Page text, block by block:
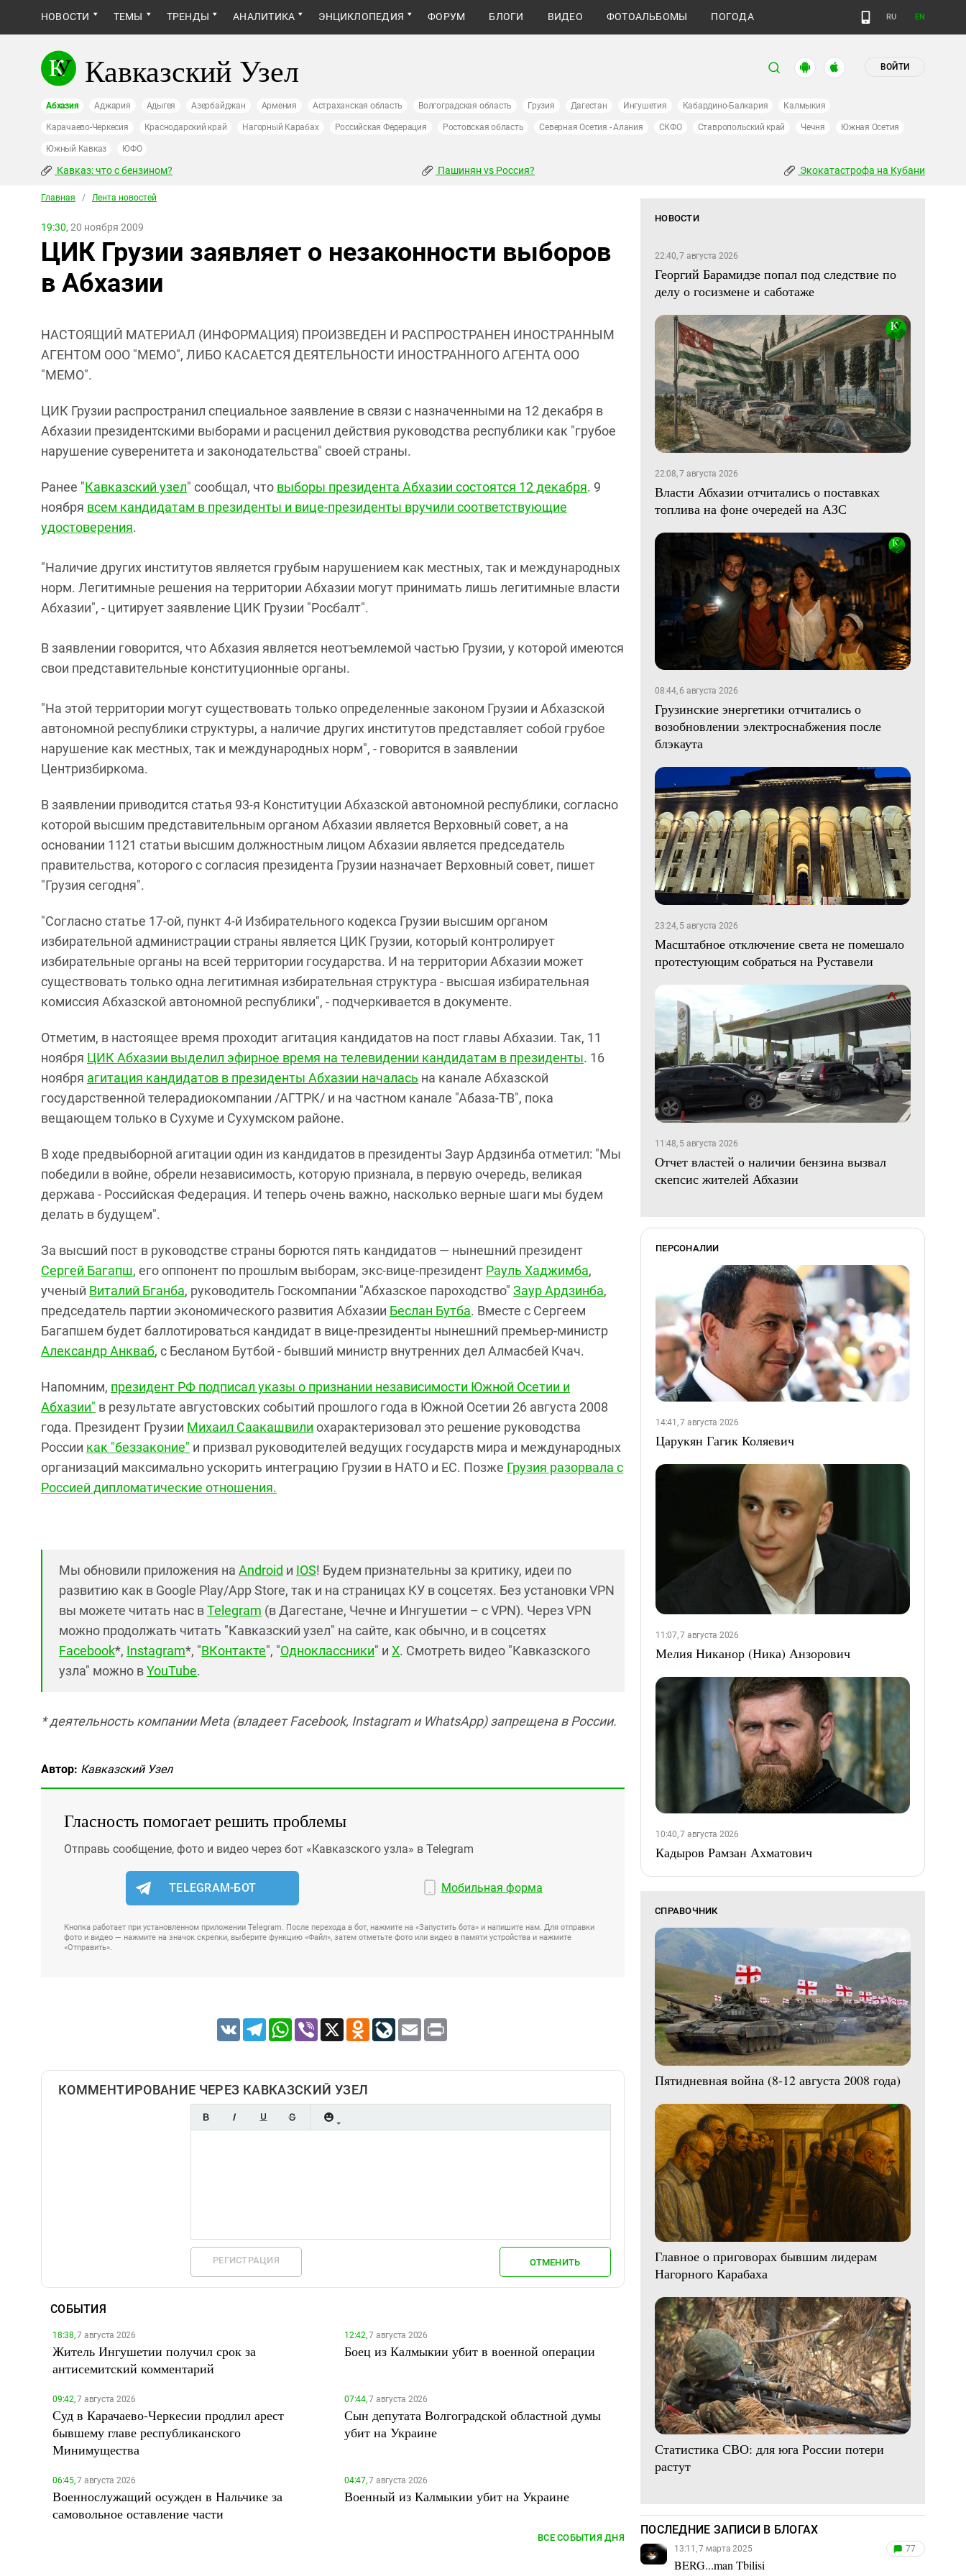
НОВОСТИ ТЕМЫ ТРЕНДЫ АНАЛИТИКА ЭНЦИКЛОПЕДИЯ ФОРУМ БЛОГИ ВИДЕО ФОТОАЛЬБОМЫ ПОГОДА RU EN
Кавказский Узел ВОЙТИ
Абхазия Аджария Адыгея Азербайджан Армения Астраханская область Волгоградская область Грузия Дагестан Ингушетия Кабардино-Балкария Калмыкия
Карачаево-Черкесия Краснодарский край Нагорный Карабах Российская Федерация Ростовская область Северная Осетия - Алания СКФО Ставропольский край Чечня Южная Осетия
Южный Кавказ ЮФО
Кавказ: что с бензином? Пашинян vs Россия? Экокатастрофа на Кубани
Главная / Лента новостей
19:30, 20 ноября 2009
ЦИК Грузии заявляет о незаконности выборов
в Абхазии
НАСТОЯЩИЙ МАТЕРИАЛ (ИНФОРМАЦИЯ) ПРОИЗВЕДЕН И РАСПРОСТРАНЕН ИНОСТРАННЫМ
АГЕНТОМ ООО "МЕМО", ЛИБО КАСАЕТСЯ ДЕЯТЕЛЬНОСТИ ИНОСТРАННОГО АГЕНТА ООО
"МЕМО".
ЦИК Грузии распространил специальное заявление в связи с назначенными на 12 декабря в
Абхазии президентскими выборами и расценил действия руководства республики как "грубое
нарушение суверенитета и законодательства" своей страны.
Ранее "Кавказский узел" сообщал, что выборы президента Абхазии состоятся 12 декабря. 9
ноября всем кандидатам в президенты и вице-президенты вручили соответствующие
удостоверения.
"Наличие других институтов является грубым нарушением как местных, так и международных
норм. Легитимные решения на территории Абхазии могут принимать лишь легитимные власти
Абхазии", - цитирует заявление ЦИК Грузии "Росбалт".
В заявлении говорится, что Абхазия является неотъемлемой частью Грузии, у которой имеются
свои представительные конституционные органы.
"На этой территории могут существовать только определенные законом Грузии и Абхазской
автономной республики структуры, а наличие других институтов представляет собой грубое
нарушение как местных, так и международных норм", - говорится в заявлении
Центризбиркома.
В заявлении приводится статья 93-я Конституции Абхазской автономной республики, согласно
которой высшим представительным органом Абхазии является Верховный совет, а на
основании 1121 статьи высшим должностным лицом Абхазии является председатель
правительства, которого с согласия президента Грузии назначает Верховный совет, пишет
"Грузия сегодня".
"Согласно статье 17-ой, пункт 4-й Избирательного кодекса Грузии высшим органом
избирательной администрации страны является ЦИК Грузии, который контролирует
избирательные органы на всей территории государства. И на территории Абхазии может
существовать только одна легитимная избирательная структура - высшая избирательная
комиссия Абхазской автономной республики", - подчеркивается в документе.
Отметим, в настоящее время проходит агитация кандидатов на пост главы Абхазии. Так, 11
ноября ЦИК Абхазии выделил эфирное время на телевидении кандидатам в президенты. 16
ноября агитация кандидатов в президенты Абхазии началась на канале Абхазской
государственной телерадиокомпании /АГТРК/ и на частном канале "Абаза-ТВ", пока
вещающем только в Сухуме и Сухумском районе.
В ходе предвыборной агитации один из кандидатов в президенты Заур Ардзинба отметил: "Мы
победили в войне, обрели независимость, которую признала, в первую очередь, великая
держава - Российская Федерация. И теперь очень важно, насколько верные шаги мы будем
делать в будущем".
За высший пост в руководстве страны борются пять кандидатов — нынешний президент
Сергей Багапш, его оппонент по прошлым выборам, экс-вице-президент Рауль Хаджимба,
ученый Виталий Бганба, руководитель Госкомпании "Абхазское пароходство" Заур Ардзинба,
председатель партии экономического развития Абхазии Беслан Бутба. Вместе с Сергеем
Багапшем будет баллотироваться кандидат в вице-президенты нынешний премьер-министр
Александр Анкваб, с Бесланом Бутбой - бывший министр внутренних дел Алмасбей Кчач.
Напомним, президент РФ подписал указы о признании независимости Южной Осетии и
Абхазии" в результате августовских событий прошлого года в Южной Осетии 26 августа 2008
года. Президент Грузии Михаил Саакашвили охарактеризовал это решение руководства
России как "беззаконие" и призвал руководителей ведущих государств мира и международных
организаций максимально ускорить интеграцию Грузии в НАТО и ЕС. Позже Грузия разорвала с
Россией дипломатические отношения.
Мы обновили приложения на Android и IOS! Будем признательны за критику, идеи по
развитию как в Google Play/App Store, так и на страницах КУ в соцсетях. Без установки VPN
вы можете читать нас вTelegram (в Дагестане, Чечне и Ингушетии – с VPN). Через VPN
можно продолжать читать "Кавказский узел" на сайте, как обычно, и в соцсетях
Facebook*, Instagram*, "ВКонтакте", "Одноклассники" и X. Смотреть видео "Кавказского
узла" можно вYouTube.
* деятельность компании Meta (владеет Facebook, Instagram и WhatsApp) запрещена в России.
Автор: Кавказский Узел
Гласность помогает решить проблемы
Отправь сообщение, фото и видео через бот «Кавказского узла» в Telegram
TELEGRAM-БОТ Мобильная форма
Кнопка работает при установленном приложении Telegram. После перехода в бот, нажмите на «Запустить бота» и напишите нам. Для отправки
фото и видео — нажмите на значок скрепки, выберите функцию «Файл», затем отметьте фото или видео в памяти устройства и нажмите
«Отправить».
VK TelegramWhatsApp
Viber X Odnoklassniki
LiveJournal
Email
КОММЕНТИРОВАНИЕ ЧЕРЕЗ КАВКАЗСКИЙ УЗЕЛ
РЕГИСТРАЦИЯ ОТМЕНИТЬ
СОБЫТИЯ
18:38,7 августа 2026
Житель Ингушетии получил срок за
антисемитский комментарий
12:42,7 августа 2026
Боец из Калмыкии убит в военной операции
09:42,7 августа 2026
Суд в Карачаево-Черкесии продлил арест
бывшему главе республиканского
Минимущества
07:44,7 августа 2026
Сын депутата Волгоградской областной думы
убит на Украине
06:45,7 августа 2026
Военнослужащий осужден в Нальчике за
самовольное оставление части
04:47,7 августа 2026
Военный из Калмыкии убит на Украине
ВСЕ СОБЫТИЯ ДНЯ
НОВОСТИ
22:40, 7 августа 2026
Георгий Барамидзе попал под следствие по
делу о госизмене и саботаже
22:08, 7 августа 2026
Власти Абхазии отчитались о поставках
топлива на фоне очередей на АЗС
08:44, 6 августа 2026
Грузинские энергетики отчитались о
возобновлении электроснабжения после
блэкаута
23:24, 5 августа 2026
Масштабное отключение света не помешало
протестующим собраться на Руставели
11:48, 5 августа 2026
Отчет властей о наличии бензина вызвал
скепсис жителей Абхазии
ПЕРСОНАЛИИ
14:41, 7 августа 2026
Царукян Гагик Коляевич
11:07, 7 августа 2026
Мелия Никанор (Ника) Анзорович
10:40, 7 августа 2026
Кадыров Рамзан Ахматович
СПРАВОЧНИК
Пятидневная война (8-12 августа 2008 года)
Главное о приговорах бывшим лидерам
Нагорного Карабаха
Статистика СВО: для юга России потери
растут
ПОСЛЕДНИЕ ЗАПИСИ В БЛОГАХ
13:11, 7 марта 2025
BERG...man Tbilisi
77